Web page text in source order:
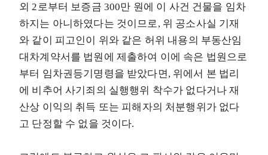
외 2로부터 보증금 300만 원에 이 사건 건물을 임차
하지는 아니하였다는 것이므로, 위 공소사실 기재
와 같이 피고인이 위와 같은 허위 내용의 부동산임
대차계약서를 법원에 제출하여 이에 속은 법원으로
부터 임차권등기명령을 받았다면, 위에서 본 법리
에 비추어 사기죄의 실행행위 착수가 없다거나 재
산상 이익의 취득 또는 피해자의 처분행위가 없다
고 단정할 수 없을 것이다.